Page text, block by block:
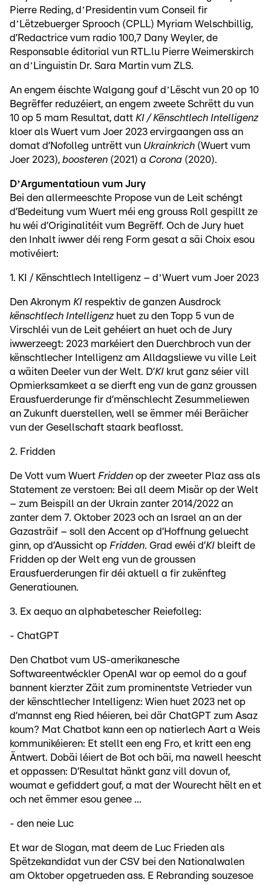
Pierre Reding, dʼPresidentin vum Conseil fir
dʼLëtzebuerger Sprooch (CPLL) Myriam Welschbillig,
d’Redactrice vum radio 100,7 Dany Weyler, de
Responsable éditorial vun RTL.lu Pierre Weimerskirch
an dʼLinguistin Dr. Sara Martin vum ZLS.
An engem éischte Walgang gouf dʼLëscht vun 20 op 10
Begrëffer reduzéiert, an engem zweete Schrëtt du vun
10 op 5 mam Resultat, datt KI / Kënschtlech Intelligenz
kloer als Wuert vum Joer 2023 ervirgaangen ass an
domat d’Nofolleg untrëtt vun Ukrainkrich (Wuert vum
Joer 2023), boosteren (2021) a Corona (2020).
DʼArgumentatioun vum Jury
Bei den allermeeschte Propose vun de Leit schéngt
d’Bedeitung vum Wuert méi eng grouss Roll gespillt ze
hu wéi d’Originalitéit vum Begrëff. Och de Jury huet
den Inhalt iwwer déi reng Form gesat a säi Choix esou
motivéiert:
1. KI / Kënschtlech Intelligenz – dʼWuert vum Joer 2023
Den Akronym KI respektiv de ganzen Ausdrock
kënschtlech Intelligenzhuet zu den Topp 5 vun de
Virschléi vun de Leit gehéiert an huet och de Jury
iwwerzeegt: 2023 markéiert den Duerchbroch vun der
kënschtlecher Intelligenz am Alldagsliewe vu ville Leit
a wäiten Deeler vun der Welt. D’KI krut ganz séier vill
Opmierksamkeet a se dierft eng vun de ganz groussen
Erausfuerderunge fir d’mënschlecht Zesummeliewen
an Zukunft duerstellen, well se ëmmer méi Beräicher
vun der Gesellschaft staark beaflosst.
2. Fridden
De Vott vum Wuert Fridden op der zweeter Plaz ass als
Statement ze verstoen: Bei all deem Misär op der Welt
– zum Beispill an der Ukrain zanter 2014/2022 an
zanter dem 7. Oktober 2023 och an Israel an an der
Gazasträif – soll den Accent op d’Hoffnung geluecht
ginn, op d’Aussicht op Fridden. Grad ewéi d’KI bleift de
Fridden op der Welt eng vun de groussen
Erausfuerderungen fir déi aktuell a fir zukënfteg
Generatiounen.
3. Ex aequo an alphabetescher Reiefolleg:
- ChatGPT
Den Chatbot vum US-amerikanesche
Softwareentwéckler OpenAI war op eemol do a gouf
bannent kierzter Zäit zum prominentste Vetrieder vun
der kënschtlecher Intelligenz: Wien huet 2023 net op
d’mannst eng Ried héieren, bei där ChatGPT zum Asaz
koum? Mat Chatbot kann een op natierlech Aart a Weis
kommunikéieren: Et stellt een eng Fro, et kritt een eng
Äntwert. Dobäi léiert de Bot och bäi, ma nawell heescht
et oppassen: D’Resultat hänkt ganz vill dovun of,
woumat e gefiddert gouf, a mat der Wourecht hëlt en et
och net ëmmer esou genee ...
- den neie Luc
Et war de Slogan, mat deem de Luc Frieden als
Spëtzekandidat vun der CSV bei den Nationalwalen
am Oktober opgetrueden ass. E Rebranding souzesoe